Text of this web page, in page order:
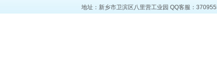
地址：新乡市卫滨区八里营工业园 QQ客服：